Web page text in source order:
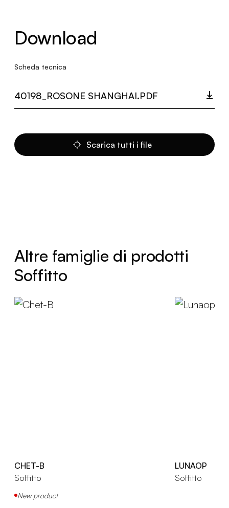
Download
Scheda tecnica
40198_ROSONE SHANGHAI.PDF
Scarica tutti i file
Altre famiglie di prodotti
Soffitto
CHET-B
Soffitto
New product
LUNAOP
Soffitto